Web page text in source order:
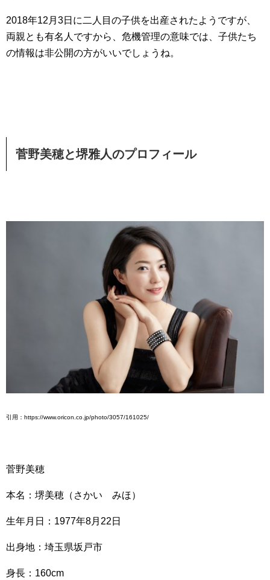
2018年12月3日に二人目の子供を出産されたようですが、
両親とも有名人ですから、危機管理の意味では、子供たち
の情報は非公開の方がいいでしょうね。
菅野美穂と堺雅人のプロフィール
引用：https://www.oricon.co.jp/photo/3057/161025/
菅野美穂
本名：堺美穂（さかい みほ）
生年月日：1977年8月22日
出身地：埼玉県坂戸市
身長：160cm